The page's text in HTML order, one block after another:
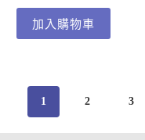
加入購物車
1 2 3